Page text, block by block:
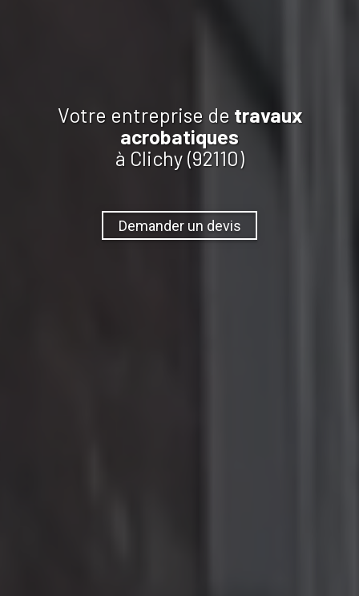
Votre entreprise de travaux
acrobatiques
à Clichy (92110)
Demander un devis